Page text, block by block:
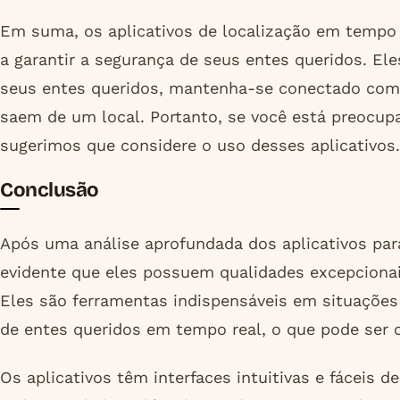
Em suma, os aplicativos de localização em
a garantir a segurança de seus entes queridos.
seus entes queridos, mantenha-se conectado
saem de um local. Portanto, se você está
sugerimos que considere o uso desses aplicativos.
Conclusão
Após uma análise aprofundada dos aplicativos
evidente que eles possuem qualidades
Eles são ferramentas indispensáveis em
de entes queridos em tempo real, o que pode ser
Os aplicativos têm interfaces intuitivas e fáceis